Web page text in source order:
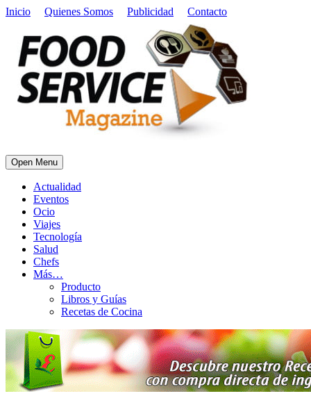
Inicio Quienes Somos Publicidad Contacto
Open Menu
Actualidad
Eventos
Ocio
Viajes
Tecnología
Salud
Chefs
Más…
Producto
Libros y Guías
Recetas de Cocina